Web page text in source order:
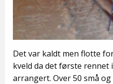
Det var kaldt men flotte
kveld da det første rennet
arrangert. Over 50 små